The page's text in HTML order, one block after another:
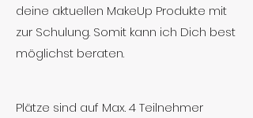
deine aktuellen MakeUp Produkte mit
zur Schulung. Somit kann ich Dich best
möglichst beraten.
Plätze sind auf Max. 4 Teilnehmer